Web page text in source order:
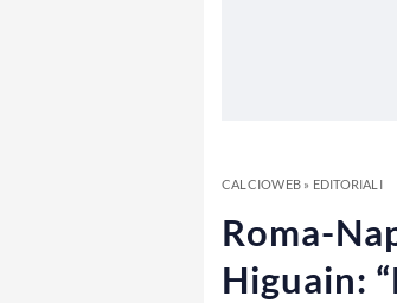
CALCIOWEB» EDITORIALI
Roma-
Higuain: